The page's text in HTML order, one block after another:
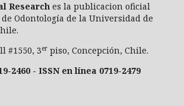
Research es la publicacion oficial
Odontología de la Universidad de
#1550, 3er piso, Concepción, Chile.
2460 - ISSN en línea 0719-2479